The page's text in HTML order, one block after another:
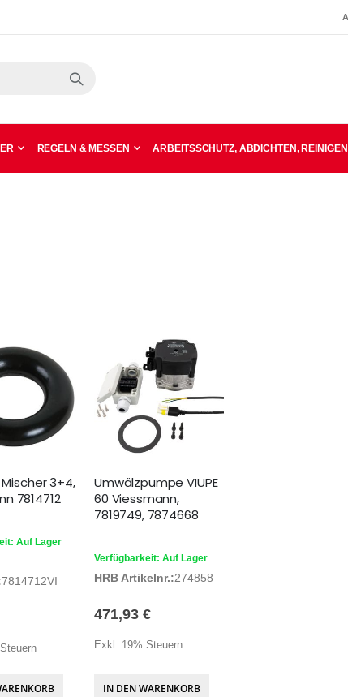
REGELN & MESSEN ARBEITSSCHUTZ, ABDICHTEN, REINIGEN
3+4,
7814712
Auf Lager
7814712VI
Umwälzpumpe VIUPE
60 Viessmann,
7819749, 7874668
Verfügbarkeit: Auf Lager
HRB Artikelnr.:274858
471,93 €
Exkl. 19% Steuern
IN DEN WARENKORB